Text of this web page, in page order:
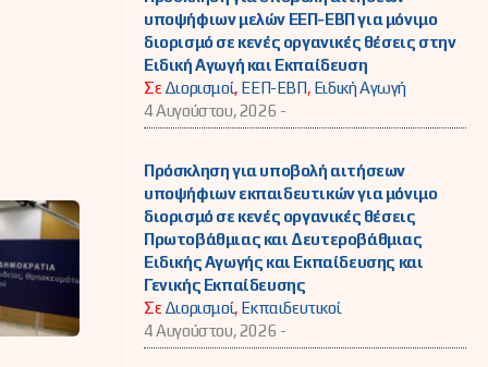
υποψήφιων μελών ΕΕΠ-ΕΒΠ για μόνιμο
διορισμό σε κενές οργανικές θέσεις στην
Ειδική Αγωγή και Εκπαίδευση
ΣεΔιορισμοί, ΕΕΠ-ΕΒΠ, Ειδική Αγωγή
4 Αυγούστου, 2026 -
Πρόσκληση για υποβολή αιτήσεων
υποψήφιων εκπαιδευτικών για μόνιμο
διορισμό σε κενές οργανικές θέσεις
Πρωτοβάθμιας και Δευτεροβάθμιας
Ειδικής Αγωγής και Εκπαίδευσης και
Γενικής Εκπαίδευσης
ΣεΔιορισμοί, Εκπαιδευτικοί
4 Αυγούστου, 2026 -